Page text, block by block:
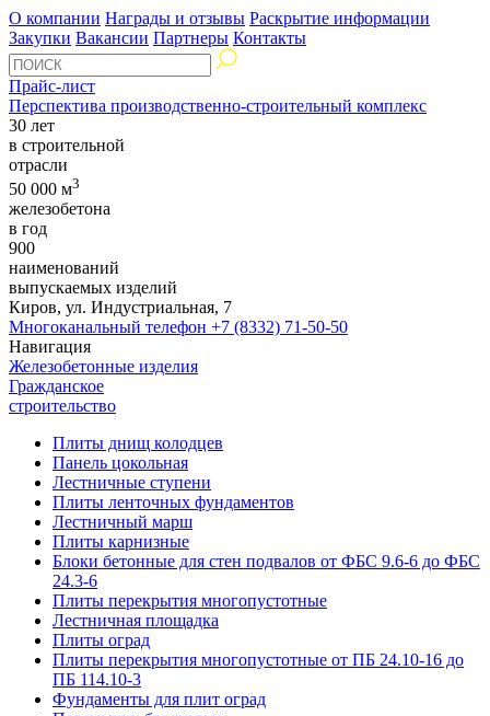
О компании Награды и отзывы Раскрытие информации
Закупки Вакансии Партнеры Контакты
Прайс-лист
Перспектива производственно-строительный комплекс
30 лет
в строительной
отрасли
50 000 м3
железобетона
в год
900
наименований
выпускаемых изделий
Киров, ул. Индустриальная, 7
Многоканальный телефон +7 (8332) 71-50-50
Навигация
Железобетонные изделия
Гражданское
строительство
Плиты днищ колодцев
Панель цокольная
Лестничные ступени
Плиты ленточных фундаментов
Лестничный марш
Плиты карнизные
Блоки бетонные для стен подвалов от ФБС 9.6-6 до ФБС
24.3-6
Плиты перекрытия многопустотные
Лестничная площадка
Плиты оград
Плиты перекрытия многопустотные от ПБ 24.10-16 до
ПБ 114.10-3
Фундаменты для плит оград